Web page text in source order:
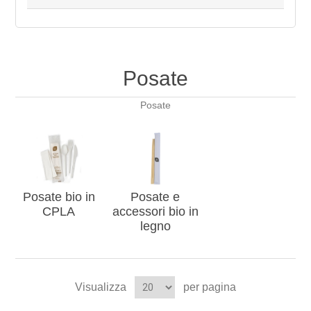
Posate
Posate
Posate bio in
CPLA
Posate e
accessori bio in
legno
Visualizza per pagina